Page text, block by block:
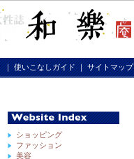
｜使いこなしガイド｜サイトマップ